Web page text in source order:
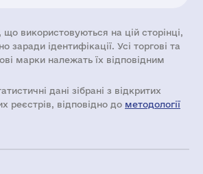
що використовуються на цій сторінці,
заради ідентифікації. Усі торгові та
марки належать їх відповідним
дані зібрані з відкритих
реєстрів, відповідно до методології